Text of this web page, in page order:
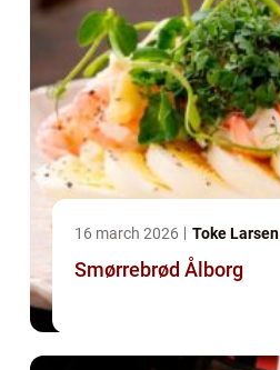
16 march 2026 Toke Larsen
Smørrebrød Ålborg